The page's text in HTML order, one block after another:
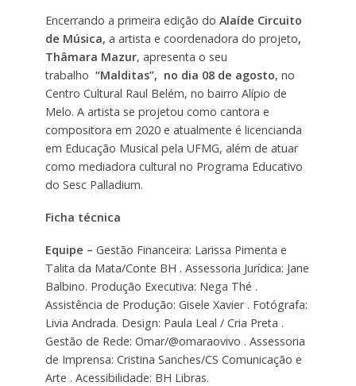
Encerrando a primeira edição do Alaíde Circuito
de Música, a artista e coordenadora do projeto,
Thâmara Mazur, apresenta o seu
trabalho “Malditas”, no dia 08 de agosto, no
Centro Cultural Raul Belém, no bairro Alípio de
Melo. A artista se projetou como cantora e
compositora em 2020 e atualmente é licencianda
em Educação Musical pela UFMG, além de atuar
como mediadora cultural no Programa Educativo
do Sesc Palladium.
Ficha técnica
Equipe – Gestão Financeira: Larissa Pimenta e
Talita da Mata/Conte BH . Assessoria Jurídica: Jane
Balbino. Produção Executiva: Nega Thé .
Assistência de Produção: Gisele Xavier . Fotógrafa:
Livia Andrada. Design: Paula Leal / Cria Preta .
Gestão de Rede: Omar/@omaraovivo . Assessoria
de Imprensa: Cristina Sanches/CS Comunicação e
Arte . Acessibilidade: BH Libras.